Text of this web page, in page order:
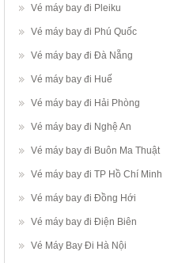
Vé máy bay đi Pleiku
Vé máy bay đi Phú Quốc
Vé máy bay đi Đà Nẵng
Vé máy bay đi Huế
Vé máy bay đi Hải Phòng
Vé máy bay đi Nghệ An
Vé máy bay đi Buôn Ma Thuật
Vé máy bay đi TP Hồ Chí Minh
Vé máy bay đi Đồng Hới
Vé máy bay đi Điện Biên
Vé Máy Bay Đi Hà Nội